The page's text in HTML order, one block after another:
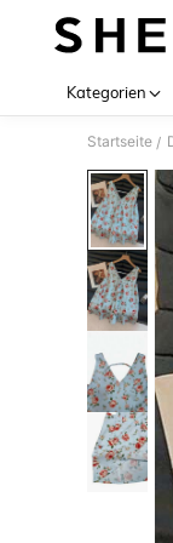
Kategorien
Startseite /